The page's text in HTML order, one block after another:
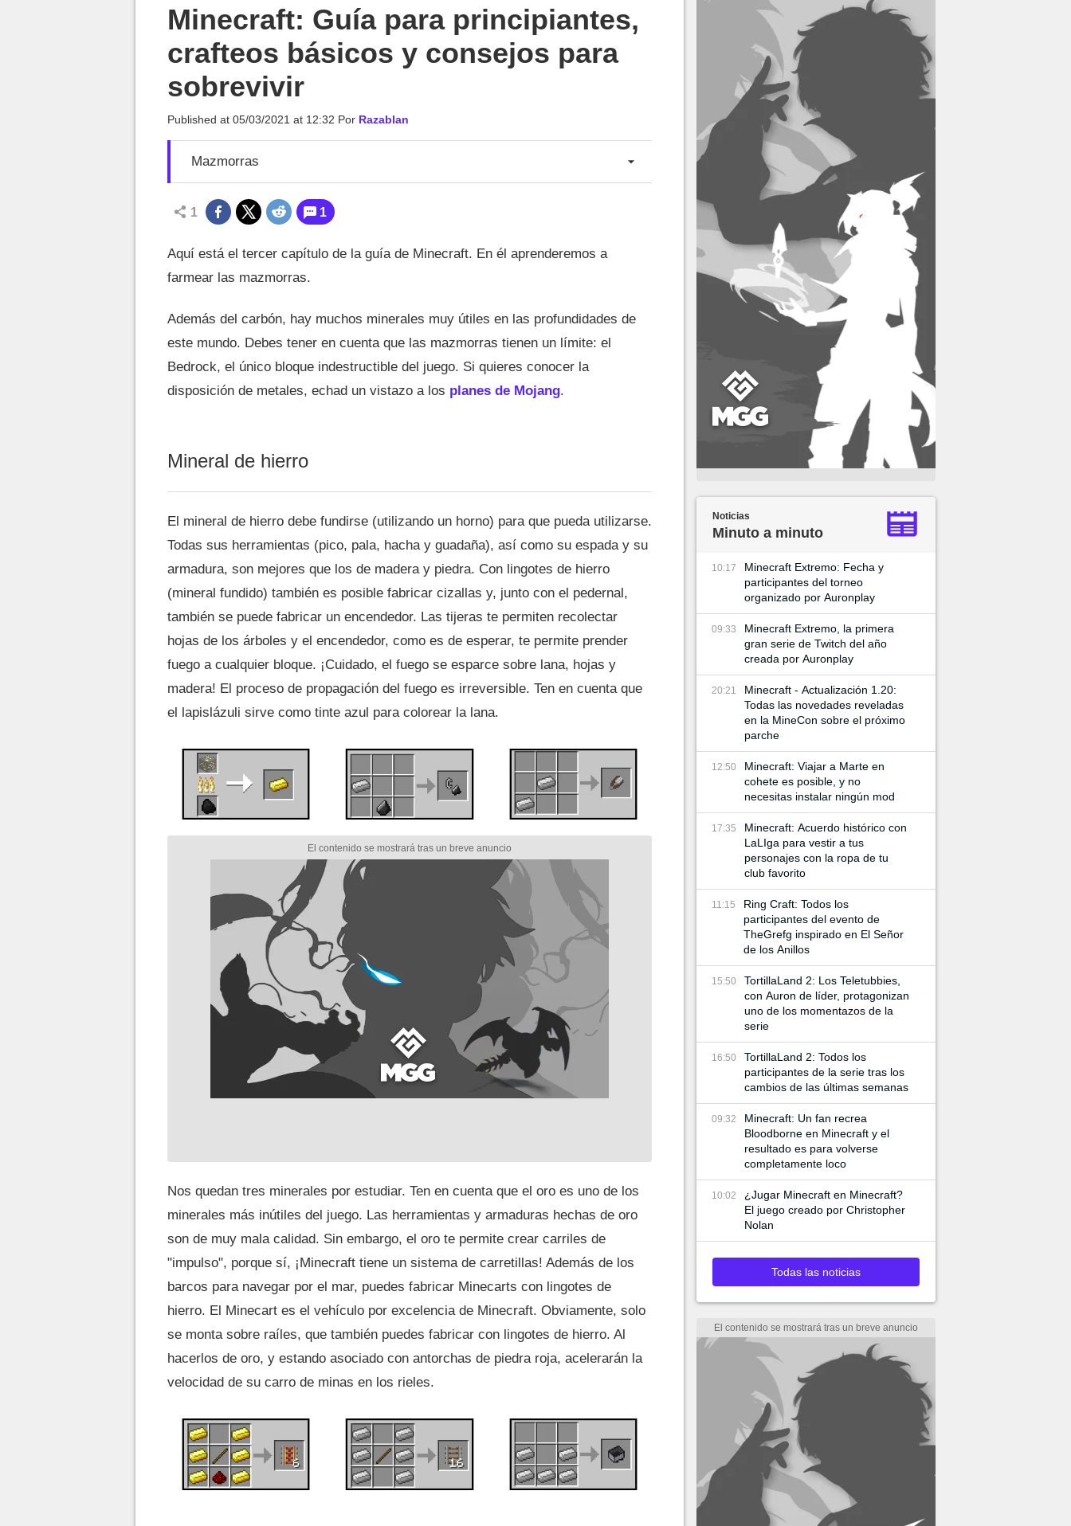
Minecraft: Guía para principiantes,
crafteos básicos y consejos para
sobrevivir
Published at 05/03/2021 at 12:32 Por Razablan
Mazmorras
1 1
Aquí está el tercer capítulo de la guía de Minecraft. En él aprenderemos a
farmear las mazmorras.
Además del carbón, hay muchos minerales muy útiles en las profundidades de
este mundo. Debes tener en cuenta que las mazmorras tienen un límite: el
Bedrock, el único bloque indestructible del juego. Si quieres conocer la
disposición de metales, echad un vistazo a los planes de Mojang.
Mineral de hierro
El mineral de hierro debe fundirse (utilizando un horno) para que pueda utilizarse.
Todas sus herramientas (pico, pala, hacha y guadaña), así como su espada y su
armadura, son mejores que los de madera y piedra. Con lingotes de hierro
(mineral fundido) también es posible fabricar cizallas y, junto con el pedernal,
también se puede fabricar un encendedor. Las tijeras te permiten recolectar
hojas de los árboles y el encendedor, como es de esperar, te permite prender
fuego a cualquier bloque. ¡Cuidado, el fuego se esparce sobre lana, hojas y
madera! El proceso de propagación del fuego es irreversible. Ten en cuenta que
el lapislázuli sirve como tinte azul para colorear la lana.
Nos quedan tres minerales por estudiar. Ten en cuenta que el oro es uno de los
minerales más inútiles del juego. Las herramientas y armaduras hechas de oro
son de muy mala calidad. Sin embargo, el oro te permite crear carriles de
"impulso", porque sí, ¡Minecraft tiene un sistema de carretillas! Además de los
barcos para navegar por el mar, puedes fabricar Minecarts con lingotes de
hierro. El Minecart es el vehículo por excelencia de Minecraft. Obviamente, solo
se monta sobre raíles, que también puedes fabricar con lingotes de hierro. Al
hacerlos de oro, y estando asociado con antorchas de piedra roja, acelerarán la
velocidad de su carro de minas en los rieles.
Noticias
Minuto a minuto
10:17
Minecraft Extremo: Fecha y
participantes del torneo
organizado por Auronplay
09:33
Minecraft Extremo, la primera
gran serie de Twitch del año
creada por Auronplay
20:21
Minecraft - Actualización 1.20:
Todas las novedades reveladas
en la MineCon sobre el próximo
parche
12:50
Minecraft: Viajar a Marte en
cohete es posible, y no
necesitas instalar ningún mod
17:35
Minecraft: Acuerdo histórico con
LaLIga para vestir a tus
personajes con la ropa de tu
club favorito
11:15
Ring Craft: Todos los
participantes del evento de
TheGrefg inspirado en El Señor
de los Anillos
15:50
TortillaLand 2: Los Teletubbies,
con Auron de líder, protagonizan
uno de los momentazos de la
serie
16:50
TortillaLand 2: Todos los
participantes de la serie tras los
cambios de las últimas semanas
09:32
Minecraft: Un fan recrea
Bloodborne en Minecraft y el
resultado es para volverse
completamente loco
10:02
¿Jugar Minecraft en Minecraft?
El juego creado por Christopher
Nolan
Todas las noticias